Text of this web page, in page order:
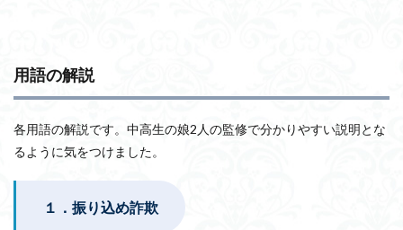
用語の解説
各用語の解説です。中高生の娘2人の監修で分かりやすい説明とな
るように気をつけました。
１．振り込め詐欺